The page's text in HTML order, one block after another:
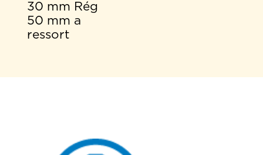
30 mm Rég
50 mm a
ressort